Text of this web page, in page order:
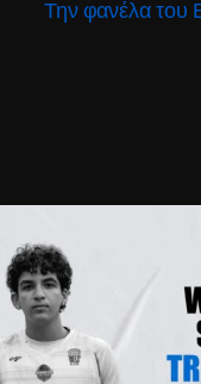
Την φανέλα του